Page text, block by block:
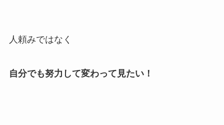
人頼みではなく
自分でも努力して変わって見たい！